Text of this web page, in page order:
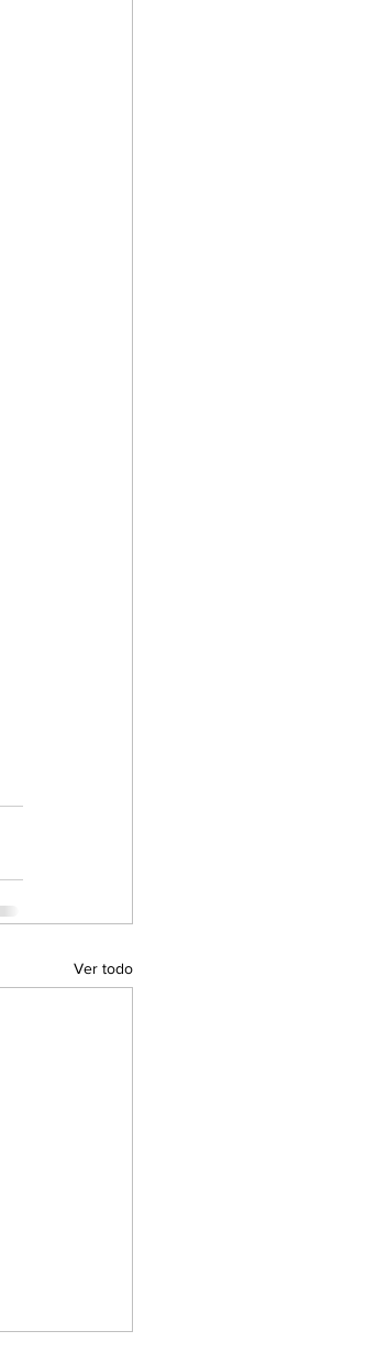
Ver todo